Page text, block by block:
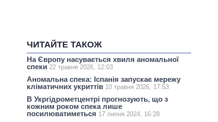
ЧИТАЙТЕ ТАКОЖ
На Європу насувається хвиля аномальної
спеки 22 травня 2026, 12:03
Аномальна спека: Іспанія запускає мережу
кліматичних укриттів 10 травня 2026, 17:53
В Укргідрометцентрі прогнозують, що з
кожним роком спека лише
посилюватиметься 17 липня 2024, 16:28